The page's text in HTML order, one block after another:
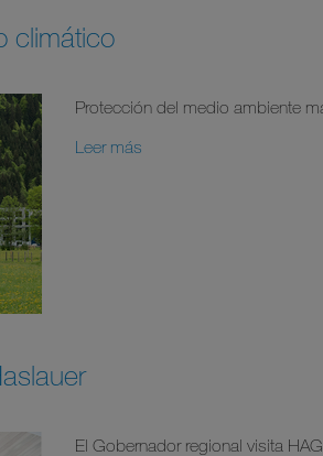
climático
Protección del medio ambiente
Leer más
El Gobernador regional visita